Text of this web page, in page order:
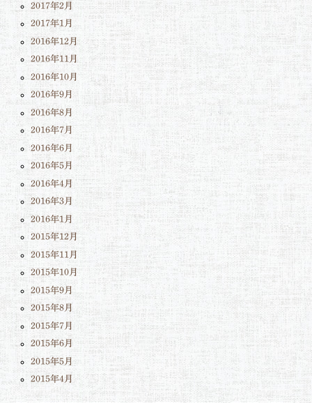
2017年2月
2017年1月
2016年12月
2016年11月
2016年10月
2016年9月
2016年8月
2016年7月
2016年6月
2016年5月
2016年4月
2016年3月
2016年1月
2015年12月
2015年11月
2015年10月
2015年9月
2015年8月
2015年7月
2015年6月
2015年5月
2015年4月